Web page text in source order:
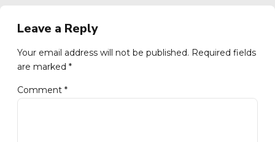
Leave a Reply
Your email address will not be published. Required fields
are marked *
Comment *